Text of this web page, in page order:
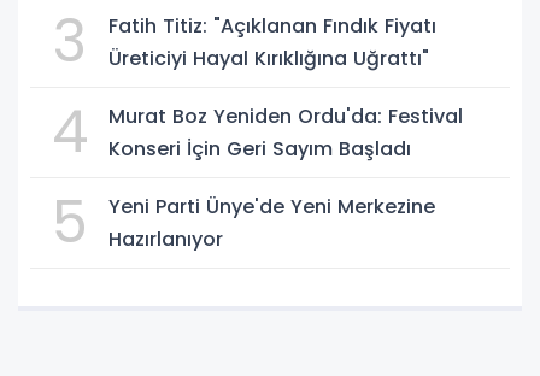
3
Fatih Titiz: "Açıklanan Fındık Fiyatı
Üreticiyi Hayal Kırıklığına Uğrattı"
4
Murat Boz Yeniden Ordu'da: Festival
Konseri İçin Geri Sayım Başladı
5
Yeni Parti Ünye'de Yeni Merkezine
Hazırlanıyor